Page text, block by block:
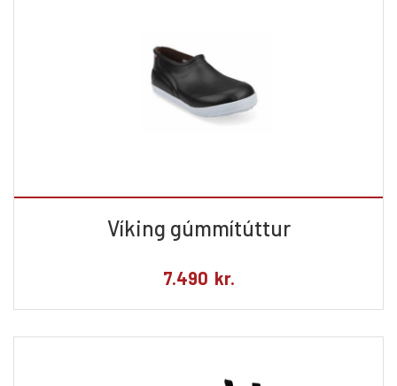
Víking gúmmítúttur
7.490 kr.